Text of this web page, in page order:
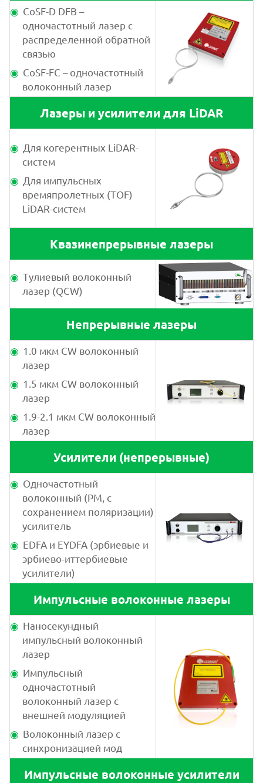
CoSF-D DFB –
одночастотный лазер с
распределенной обратной
связью
CoSF-FC – одночастотный
волоконный лазер
Лазеры и усилители для LiDAR
Для когерентных LiDAR-
систем
Для импульсных
времяпролетных (TOF)
LiDAR-систем
Квазинепрерывные лазеры
Тулиевый волоконный
лазер (QCW)
Непрерывные лазеры
1.0 мкм CW волоконный
лазер
1.5 мкм CW волоконный
лазер
1.9-2.1 мкм CW волоконный
лазер
Усилители (непрерывные)
Одночастотный
волоконный (PM, с
сохранением поляризации)
усилитель
EDFA и EYDFA (эрбиевые и
эрбиево-иттербиевые
усилители)
Импульсные волоконные лазеры
Наносекундный
импульсный волоконный
лазер
Импульсный
одночастотный
волоконный лазер с
внешней модуляцией
Волоконный лазер с
синхронизацией мод
Импульсные волоконные усилители